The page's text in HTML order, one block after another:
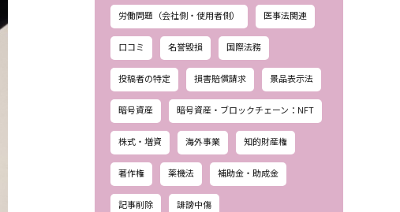
労働問題（会社側・使用者側） 医事法関連
口コミ 名誉毀損 国際法務
投稿者の特定 損害賠償請求 景品表示法
暗号資産 暗号資産・ブロックチェーン：NFT
株式・増資 海外事業 知的財産権
著作権 薬機法 補助金・助成金
記事削除 誹謗中傷